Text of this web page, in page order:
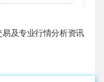
及专业行情分析资讯